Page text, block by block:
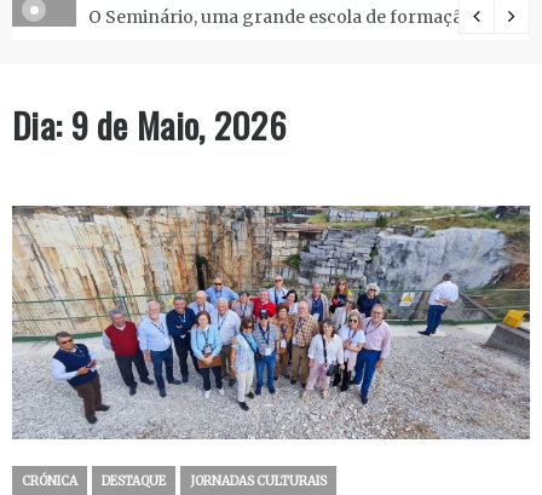
O Seminário, uma grande escola de formação.
Dia:9 de Maio, 2026
CRÓNICA DESTAQUE JORNADAS CULTURAIS